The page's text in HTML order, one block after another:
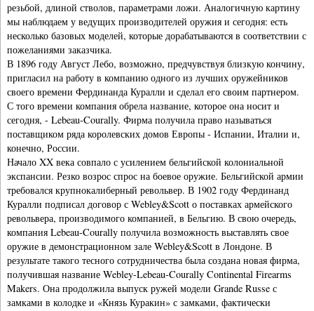
резьбой, длиной стволов, параметрами ложи. Аналогичную картину
мы наблюдаем у ведущих производителей оружия и сегодня: есть
несколько базовых моделей, которые дорабатываются в соответствии с
пожеланиями заказчика.
В 1896 году Август Лебо, возможно, предчувствуя близкую кончину,
пригласил на работу в компанию одного из лучших оружейников
своего времени Фердинанда Куралли и сделал его своим партнером.
С того времени компания обрела название, которое она носит и
сегодня, - Lebeau-Courally. Фирма получила право называться
поставщиком ряда королевских домов Европы - Испании, Италии и,
конечно, России.
Начало XX века совпало с усилением бельгийской колониальной
экспансии. Резко возрос спрос на боевое оружие. Бельгийской армии
требовался крупнокалиберный револьвер. В 1902 году Фердинанд
Куралли подписал договор с Webley&Scott о поставках армейского
револьвера, производимого компанией, в Бельгию. В свою очередь,
компания Lebeau-Courally получила возможность выставлять свое
оружие в демонстрационном зале Webley&Scott в Лондоне. В
результате такого тесного сотрудничества была создана новая фирма,
получившая название Webley-Lebeau-Courally Continental Firearms
Makers. Она продолжила выпуск ружей модели Grande Russe с
замками в колодке и «Князь Куракин» с замками, фактически